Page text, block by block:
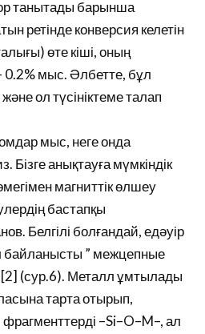
танытады барынша
ретінде конверсия келетін
өте кіші, оның
мыс. Әлбетте, бұл
ол түсініктеме талап
мыс, неге онда
Бізге анықтауға мүмкіндік
магниттік өлшеу
бастапқы
Белгілі болғандай, едәуір
байланысты ” межцепные
[2] (сур.6). Металл ұмтылады
тарта отырып,
фрагменттерді –Si–O–M–, ал